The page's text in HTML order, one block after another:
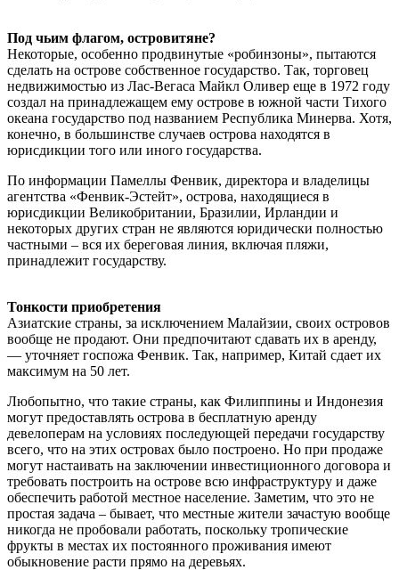
Под чьим флагом, островитяне?
Некоторые, особенно продвинутые «робинзоны», пытаются
сделать на острове собственное государство. Так, торговец
недвижимостью из Лас-Вегаса Майкл Оливер еще в 1972 году
создал на принадлежащем ему острове в южной части Тихого
океана государство под названием Республика Минерва. Хотя,
конечно, в большинстве случаев острова находятся в
юрисдикции того или иного государства.
По информации Памеллы Фенвик, директора и владелицы
агентства «Фенвик-Эстейт», острова, находящиеся в
юрисдикции Великобритании, Бразилии, Ирландии и
некоторых других стран не являются юридически полностью
частными – вся их береговая линия, включая пляжи,
принадлежит государству.
Тонкости приобретения
Азиатские страны, за исключением Малайзии, своих островов
вообще не продают. Они предпочитают сдавать их в аренду,
— уточняет госпожа Фенвик. Так, например, Китай сдает их
максимум на 50 лет.
Любопытно, что такие страны, как Филиппины и Индонезия
могут предоставлять острова в бесплатную аренду
девелоперам на условиях последующей передачи государству
всего, что на этих островах было построено. Но при продаже
могут настаивать на заключении инвестиционного договора и
требовать построить на острове всю инфраструктуру и даже
обеспечить работой местное население. Заметим, что это не
простая задача – бывает, что местные жители зачастую вообще
никогда не пробовали работать, поскольку тропические
фрукты в местах их постоянного проживания имеют
обыкновение расти прямо на деревьях.